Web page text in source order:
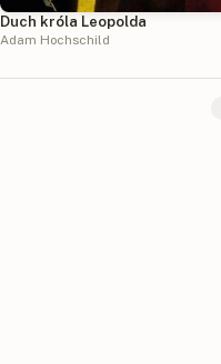
Duch króla Leopolda
Adam Hochschild